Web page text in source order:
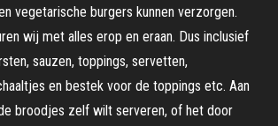
vegetarische burgers kunnen verzorgen.
wij met alles erop en eraan. Dus inclusief
sauzen, toppings, servetten,
en bestek voor de toppings etc. Aan
broodjes zelf wilt serveren, of het door